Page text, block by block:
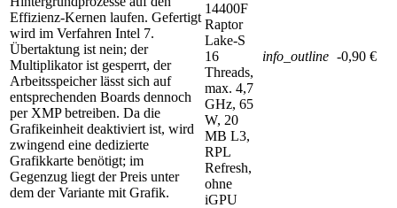
Effizienz-Kernen laufen. Gefertigt
wird im Verfahren Intel 7.
Übertaktung ist nein; der
Multiplikator ist gesperrt, der
Arbeitsspeicher lässt sich auf
entsprechenden Boards dennoch
per XMP betreiben. Da die
Grafikeinheit deaktiviert ist, wird
zwingend eine dedizierte
Grafikkarte benötigt; im
Gegenzug liegt der Preis unter
dem der Variante mit Grafik.
14400F
Raptor
Lake-S
16
Threads,
max. 4,7
GHz, 65
W, 20
MB L3,
RPL
Refresh,
ohne
iGPU
info_outline -0,90 €